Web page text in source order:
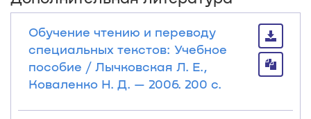
Обучение чтению и переводу
специальных текстов: Учебное
пособие / Лычковская Л. Е.,
Коваленко Н. Д. — 2006. 200 с.